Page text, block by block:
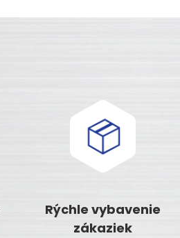
Rýchle vybavenie
zákaziek